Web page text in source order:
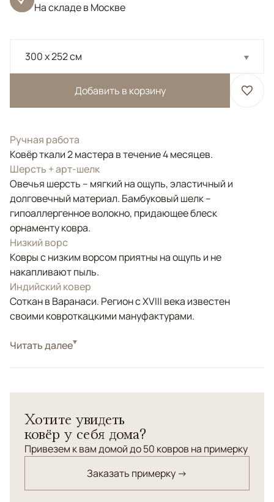
На складе в Москве
300 x 252 см
Добавить в корзину
Ручная работа
Ковёр ткали 2 мастера в течение 4 месяцев.
Шерсть + арт-шелк
Овечья шерсть – мягкий на ощупь, эластичный и
долговечный материал. Бамбуковый шелк –
гипоаллергенное волокно, придающее блеск
орнаменту ковра.
Низкий ворс
Ковры с низким ворсом приятны на ощупь и не
накапливают пыль.
Индийский ковер
Соткан в Варанаси. Регион с XVIII века известен
своими ковроткацкими мануфактурами.
СтильСовременные
плотности, созданные для интерьеров, где важны
статус, тактильность и глубина материала.
Лаконичный дизайн и благородная текстура делают
подчёркивающей архитектуру и свет.
Читать далее
Хотите увидеть
ковёр у себя дома?
Привезем к вам домой до 50 ковров на примерку
Заказать примерку →